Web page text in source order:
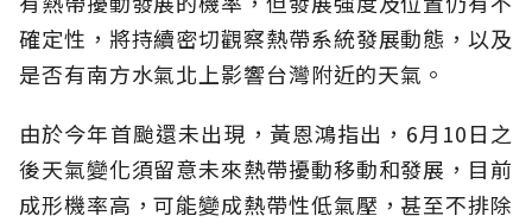
確定性，將持續密切觀察熱帶系統發展動態，以及
是否有南方水氣北上影響台灣附近的天氣。
由於今年首颱還未出現，黃恩鴻指出，6月10日之
後天氣變化須留意未來熱帶擾動移動和發展，目前
成形機率高，可能變成熱帶性低氣壓，甚至不排除